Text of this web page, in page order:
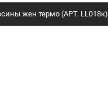
жен термо (АРТ. LL018к)